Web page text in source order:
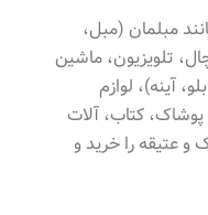
مبلمان (مبل،
تلویزیون، ماشین
آینه)، لوازم
کتاب، آلات
و عتیقه را خرید و